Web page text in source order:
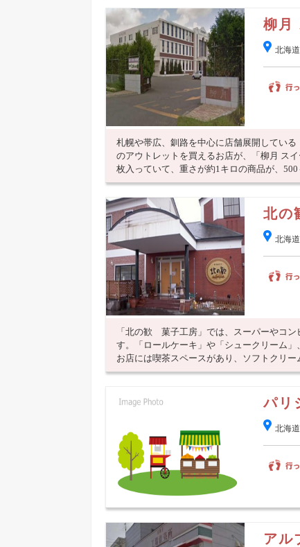
柳月
北海
札幌や帯広、釧路を中心に店舗展開してい
のアウトレットを買えるお店が、「柳月 ス
枚入っていて、重さが約1キロの商品が、500
北の
北海
「北の歓 菓子工房」では、スーパーやコ
す。「ロールケーキ」や「シュークリーム
お店には喫茶スペースがあり、ソフトクリー
パリ
北海
アル